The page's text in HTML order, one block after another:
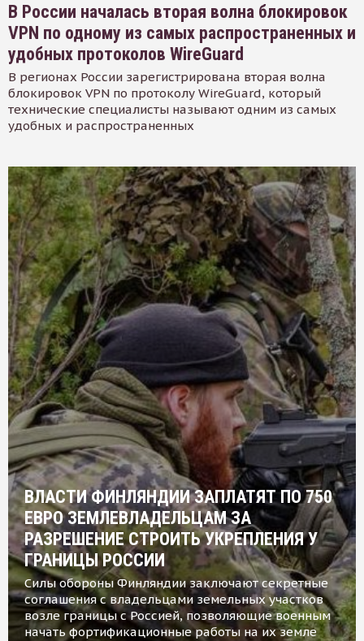
В России началась вторая волна блокировок
VPN по одному из самых распространенных и
удобных протоколов WireGuard
В регионах России зарегистрирована вторая волна
блокировок VPN по протоколу WireGuard, который
технические специалисты называют одним из самых
удобных и распространенных
ВЛАСТИ ФИНЛЯНДИИ ЗАПЛАТЯТ ПО 750
ЕВРО ЗЕМЛЕВЛАДЕЛЬЦАМ ЗА
РАЗРЕШЕНИЕ СТРОИТЬ УКРЕПЛЕНИЯ У
ГРАНИЦЫ РОССИИ
Силы обороны Финляндии заключают секретные
соглашения с владельцами земельных участков
возле границы с Россией, позволяющие военным
начать фортификационные работы на их земле